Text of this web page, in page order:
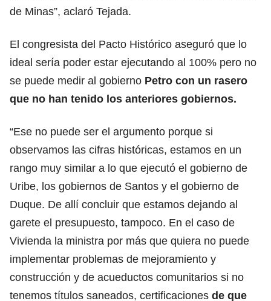
de Minas”, aclaró Tejada.
El congresista del Pacto Histórico aseguró que lo
ideal sería poder estar ejecutando al 100% pero no
se puede medir al gobierno Petro con un rasero
que no han tenido los anteriores gobiernos.
“Ese no puede ser el argumento porque si
observamos las cifras históricas, estamos en un
rango muy similar a lo que ejecutó el gobierno de
Uribe, los gobiernos de Santos y el gobierno de
Duque. De allí concluir que estamos dejando al
garete el presupuesto, tampoco. En el caso de
Vivienda la ministra por más que quiera no puede
implementar problemas de mejoramiento y
construcción y de acueductos comunitarios si no
tenemos títulos saneados, certificaciones de que